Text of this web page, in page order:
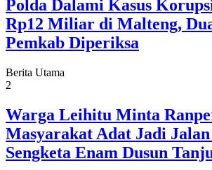
Polda Dalami Kasus
Rp12 Miliar di Malteng,
Pemkab Diperiksa
Berita Utama
2
Warga Leihitu Minta
Masyarakat Adat Jadi
Sengketa Enam Dusun